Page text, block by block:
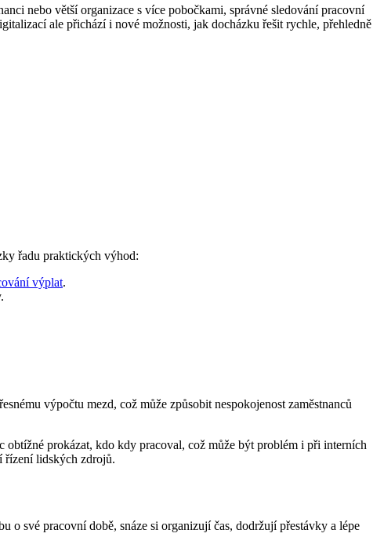
nebo větší organizace s více pobočkami, správné sledování pracovní
ale přichází i nové možnosti, jak docházku řešit rychle, přehledně
řadu praktických výhod:
výplat.
výpočtu mezd, což může způsobit nespokojenost zaměstnanců
prokázat, kdo kdy pracoval, což může být problém i při interních
řízení lidských zdrojů.
o své pracovní době, snáze si organizují čas, dodržují přestávky a lépe